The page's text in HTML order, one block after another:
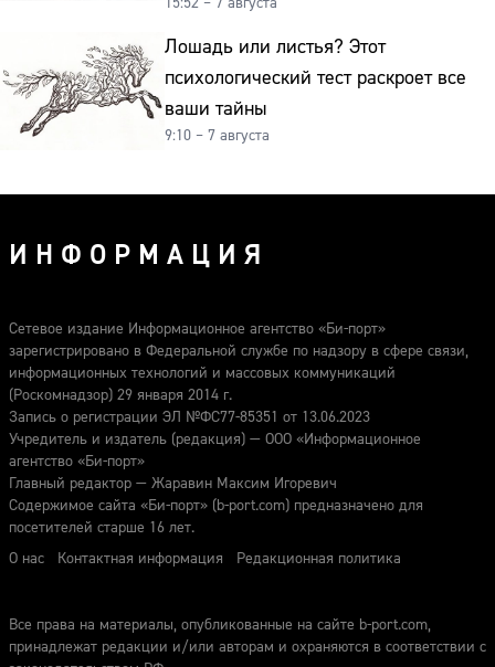
гранита
Лошадь или листья? Этот
психологический тест раскроет все
ваши тайны
9:10 – 7 августа
ИНФОРМАЦИЯ
Сетевое издание Информационное агентство «Би-порт»
зарегистрировано в Федеральной службе по надзору в сфере связи,
информационных технологий и массовых коммуникаций
(Роскомнадзор) 29 января 2014 г.
Запись о регистрации ЭЛ №ФС77-85351 от 13.06.2023
Учредитель и издатель (редакция) — ООО «Информационное
агентство «Би-порт»
Главный редактор — Жаравин Максим Игоревич
Содержимое сайта «Би-порт» (b-port.com) предназначено для
посетителей старше 16 лет.
О нас
Контактная информация Редакционная политика
Все права на материалы, опубликованные на сайте b-port.com,
принадлежат редакции и/или авторам и охраняются в соответствии с